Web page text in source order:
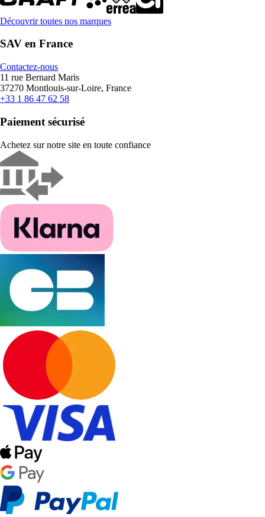
Découvrir toutes nos marques
SAV en France
Contactez-nous
11 rue Bernard Maris
37270 Montlouis-sur-Loire, France
+33 1 86 47 62 58
Paiement sécurisé
Achetez sur notre site en toute confiance